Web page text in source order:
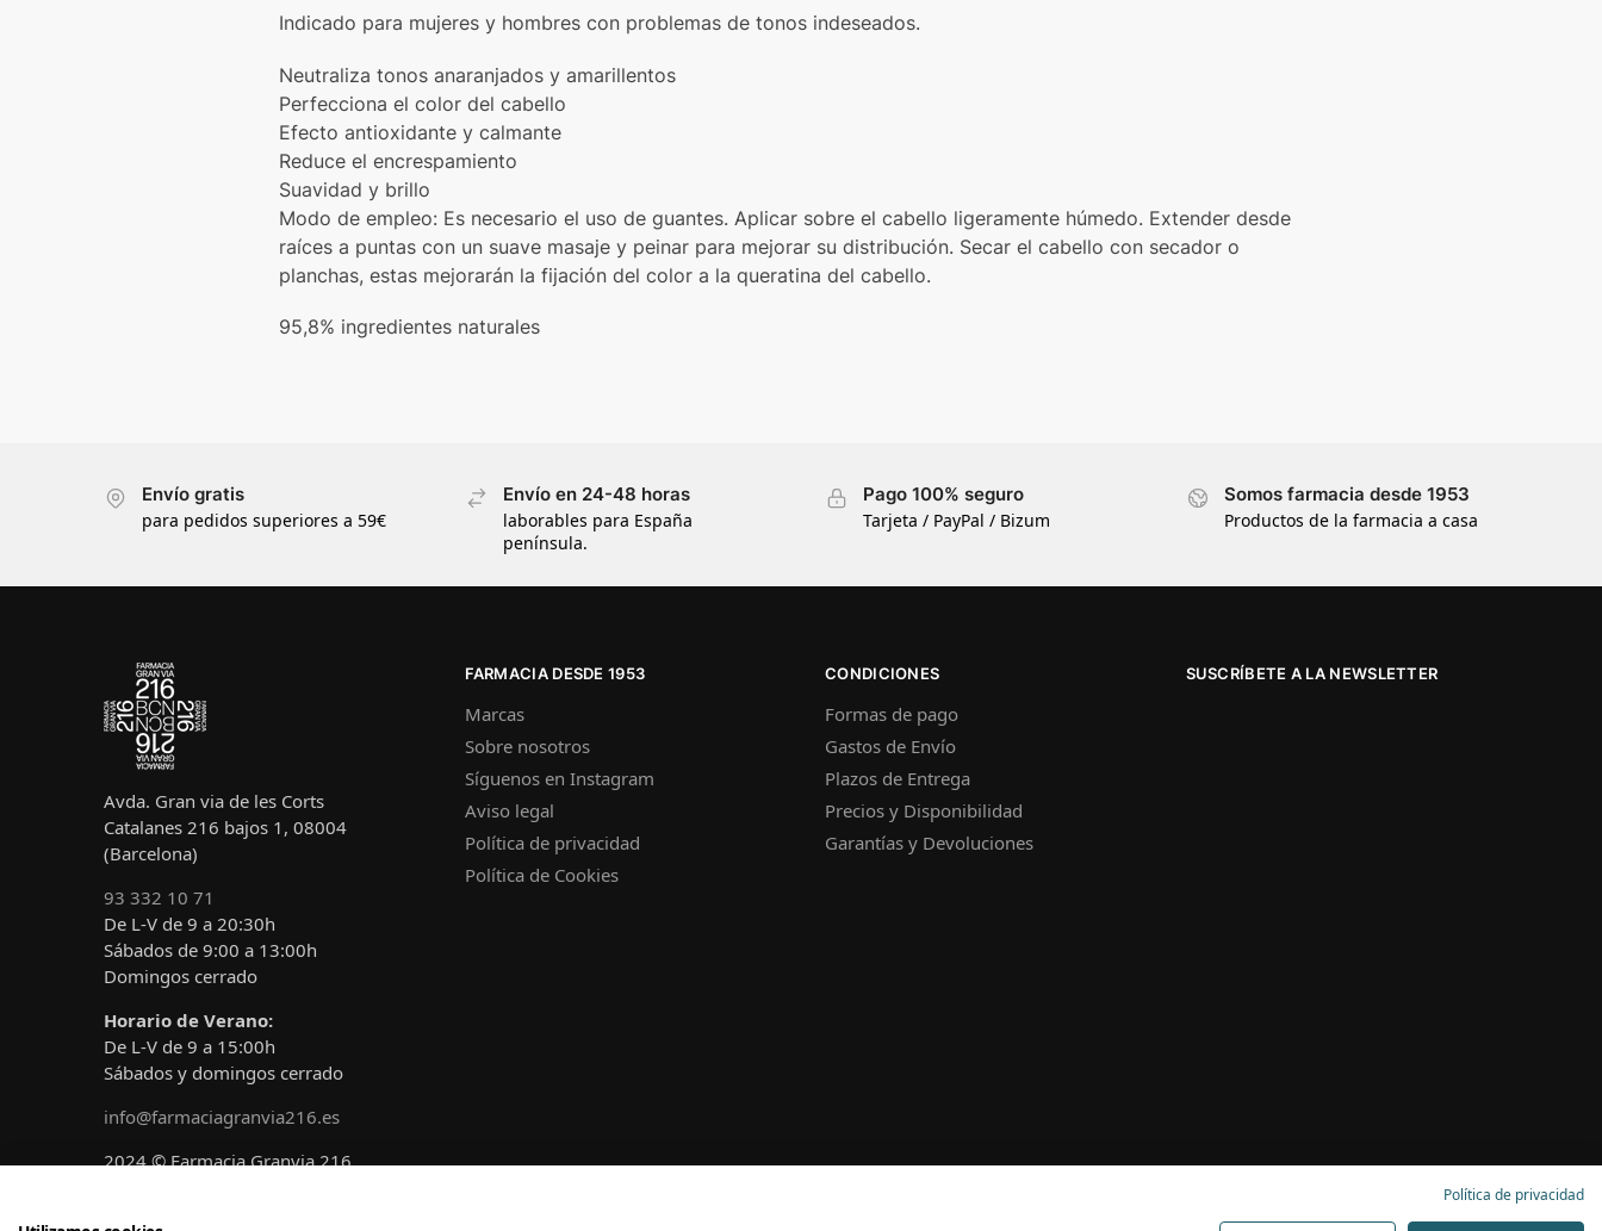
Indicado para mujeres y hombres con problemas de tonos indeseados.
Neutraliza tonos anaranjados y amarillentos
Perfecciona el color del cabello
Efecto antioxidante y calmante
Reduce el encrespamiento
Suavidad y brillo
Modo de empleo: Es necesario el uso de guantes. Aplicar sobre el cabello ligeramente húmedo. Extender desde
raíces a puntas con un suave masaje y peinar para mejorar su distribución. Secar el cabello con secador o
planchas, estas mejorarán la fijación del color a la queratina del cabello.
95,8% ingredientes naturales
Envío gratis
para pedidos superiores a 59€
Envío en 24-48 horas
laborables para España
península.
Pago 100% seguro
Tarjeta / PayPal / Bizum
Somos farmacia desde 1953
Productos de la farmacia a casa
Avda. Gran via de les Corts
Catalanes 216 bajos 1, 08004
(Barcelona)
93 332 10 71
De L-V de 9 a 20:30h
Sábados de 9:00 a 13:00h
Domingos cerrado
Horario de Verano:
De L-V de 9 a 15:00h
Sábados y domingos cerrado
info@farmaciagranvia216.es
2024 © Farmacia Granvia 216
FARMACIA DESDE 1953
Marcas
Sobre nosotros
Síguenos en Instagram
Aviso legal
Política de privacidad
Política de Cookies
CONDICIONES
Formas de pago
Gastos de Envío
Plazos de Entrega
Precios y Disponibilidad
Garantías y Devoluciones
SUSCRÍBETE A LA NEWSLETTER
Política de privacidad